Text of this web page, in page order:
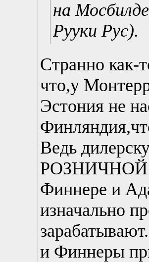
на
Рууки Рус).
Странно как-
что,у
Эстония не
Ведь
РОЗНИЧНОЙ
Финнере и
изначально
и Финнеры